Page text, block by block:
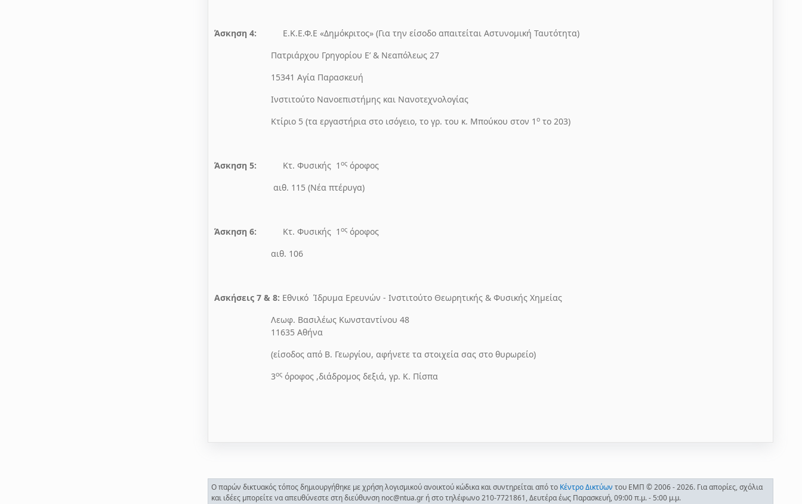
Άσκηση 4:
Ε.Κ.Ε.Φ.Ε «Δημόκριτος» (Για την είσοδο απαιτείται Αστυνομική Ταυτότητα)
Πατριάρχου Γρηγορίου Ε’ & Νεαπόλεως 27
15341 Αγία Παρασκευή
Ινστιτούτο Νανοεπιστήμης και Νανοτεχνολογίας
Κτίριο 5 (τα εργαστήρια στο ισόγειο, το γρ. του κ. Μπούκου στον 1 οτο 203)
Άσκηση 5: Κτ. Φυσικής 1 ος όροφος
αιθ. 115 (Νέα πτέρυγα)
Άσκηση 6: Κτ. Φυσικής 1 ος όροφος
αιθ. 106
Ασκήσεις 7 & 8: Εθνικό Ίδρυμα Ερευνών - Ινστιτούτο Θεωρητικής & Φυσικής Χημείας
Λεωφ. Βασιλέως Κωνσταντίνου 48
11635 Αθήνα
(είσοδος από Β. Γεωργίου, αφήνετε τα στοιχεία σας στο θυρωρείο)
3οςόροφος ,διάδρομος δεξιά, γρ. Κ. Πίσπα
Ο παρών δικτυακός τόπος δημιουργήθηκε με χρήση λογισμικού ανοικτού κώδικα και συντηρείται από το Κέντρο Δικτύων του ΕΜΠ © 2006 - 2026. Για απορίες, σχόλια
και ιδέες μπορείτε να απευθύνεστε στη διεύθυνση noc@ntua.gr ή στο τηλέφωνο 210-7721861, Δευτέρα έως Παρασκευή, 09:00 π.μ. - 5:00 μ.μ.